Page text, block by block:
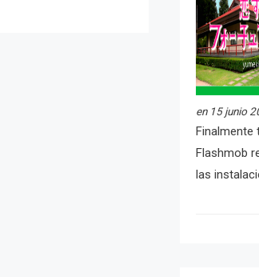
en 15 junio
Finalmente
Flashmob
las